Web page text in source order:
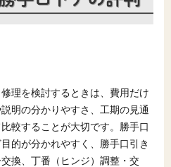
理を検討するときは、費用だけ
明の分かりやすさ、工期の見通
較することが大切です。勝手口
的が分かれやすく、勝手口引き
換、丁番（ヒンジ）調整・交